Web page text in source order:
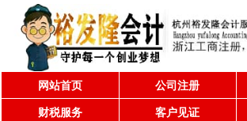
网站首页 公司注册
财税服务 客户见证